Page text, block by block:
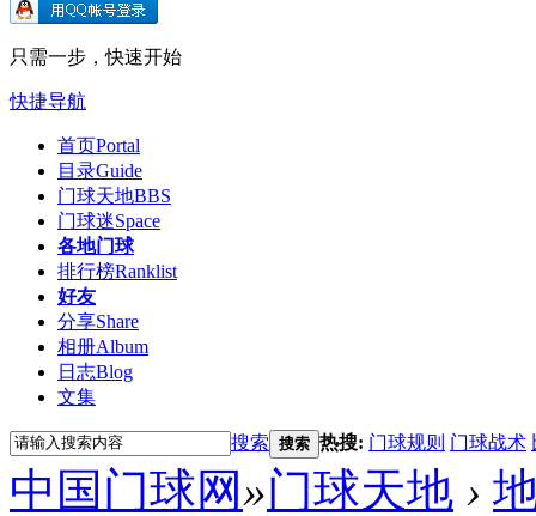
只需一步，快速开始
快捷导航
首页Portal
目录Guide
门球天地BBS
门球迷Space
各地门球
排行榜Ranklist
好友
分享Share
相册Album
日志Blog
文集
搜索 搜索 热搜: 门球规则 门球战术
中国门球网»门球天地 ›